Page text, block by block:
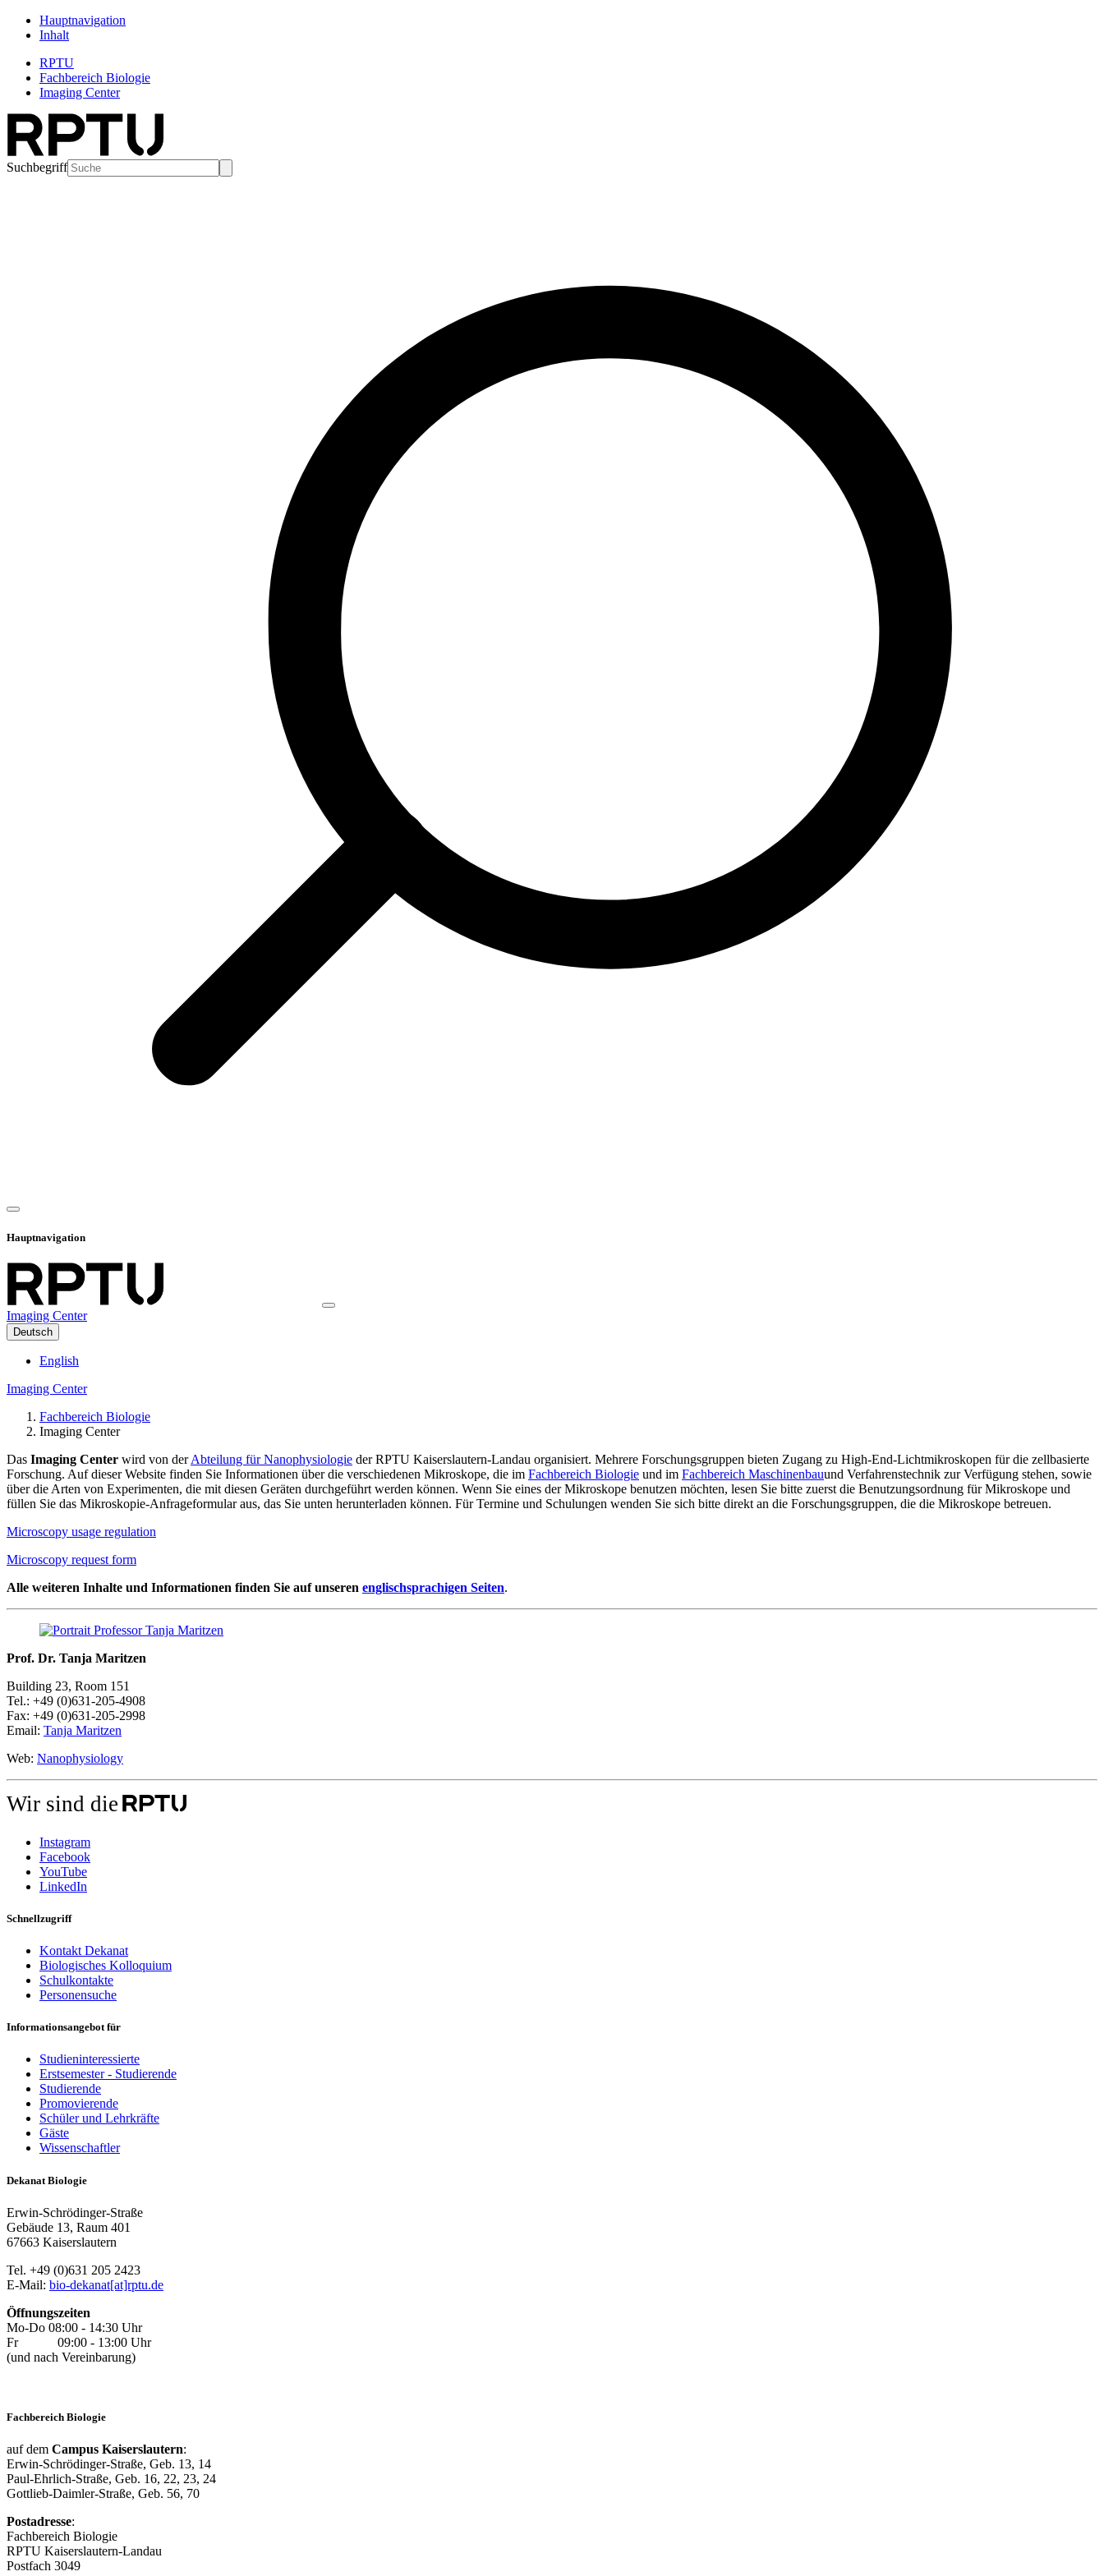
Hauptnavigation
Inhalt
RPTU
Fachbereich Biologie
Imaging Center
Suchbegriff
Hauptnavigation
Imaging Center
Deutsch
English
Imaging Center
Fachbereich Biologie
Imaging Center
Das Imaging Center wird von derAbteilung für Nanophysiologie der RPTU Kaiserslautern-Landau organisiert. Mehrere Forschungsgruppen bieten Zugang zu High-End-Lichtmikroskopen für die zellbasierte
Forschung. Auf dieser Website finden Sie Informationen über die verschiedenen Mikroskope, die im Fachbereich Biologie und im Fachbereich Maschinenbauund Verfahrenstechnik zur Verfügung stehen, sowie
über die Arten von Experimenten, die mit diesen Geräten durchgeführt werden können. Wenn Sie eines der Mikroskope benutzen möchten, lesen Sie bitte zuerst die Benutzungsordnung für Mikroskope und
füllen Sie das Mikroskopie-Anfrageformular aus, das Sie unten herunterladen können. Für Termine und Schulungen wenden Sie sich bitte direkt an die Forschungsgruppen, die die Mikroskope betreuen.
Microscopy usage regulation
Microscopy request form
Alle weiteren Inhalte und Informationen finden Sie auf unseren englischsprachigen Seiten.
Prof. Dr. Tanja Maritzen
Building 23, Room 151
Tel.: +49 (0)631-205-4908
Fax: +49 (0)631-205-2998
Email: Tanja Maritzen
Web: Nanophysiology
Wir sind die
Instagram
Facebook
YouTube
LinkedIn
Schnellzugriff
Kontakt Dekanat
Biologisches Kolloquium
Schulkontakte
Personensuche
Informationsangebot für
Studieninteressierte
Erstsemester - Studierende
Studierende
Promovierende
Schüler und Lehrkräfte
Gäste
Wissenschaftler
Dekanat Biologie
Erwin-Schrödinger-Straße
Gebäude 13, Raum 401
67663 Kaiserslautern
Tel. +49 (0)631 205 2423
E-Mail: bio-dekanat[at]rptu.de
Öffnungszeiten
Mo-Do 08:00 - 14:30 Uhr
Fr 09:00 - 13:00 Uhr
(und nach Vereinbarung)
Fachbereich Biologie
auf dem Campus Kaiserslautern:
Erwin-Schrödinger-Straße, Geb. 13, 14
Paul-Ehrlich-Straße, Geb. 16, 22, 23, 24
Gottlieb-Daimler-Straße, Geb. 56, 70
Postadresse:
Fachbereich Biologie
RPTU Kaiserslautern-Landau
Postfach 3049